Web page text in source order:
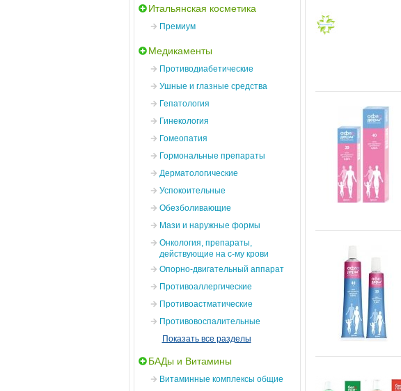
Итальянская косметика
Премиум
Медикаменты
Противодиабетические
Ушные и глазные средства
Гепатология
Гинекология
Гомеопатия
Гормональные препараты
Дерматологические
Успокоительные
Обезболивающие
Мази и наружные формы
Онкология, препараты,
действующие на с-му крови
Опорно-двигательный аппарат
Противоаллергические
Противоастматические
Противовоспалительные
Показать все разделы
БАДы и Витамины
Витаминные комплексы общие